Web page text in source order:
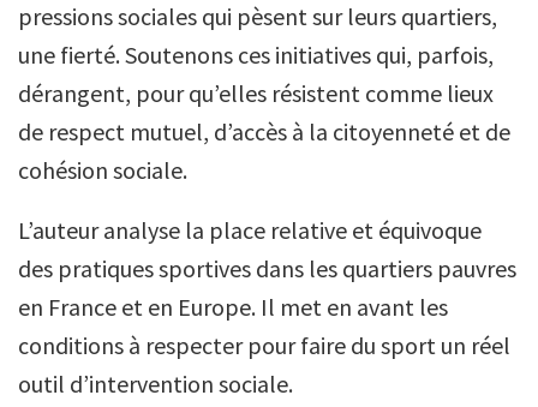
pressions sociales qui pèsent sur leurs quartiers,
une fierté. Soutenons ces initiatives qui, parfois,
dérangent, pour qu’elles résistent comme lieux
de respect mutuel, d’accès à la citoyenneté et de
cohésion sociale.
L’auteur analyse la place relative et équivoque
des pratiques sportives dans les quartiers pauvres
en France et en Europe. Il met en avant les
conditions à respecter pour faire du sport un réel
outil d’intervention sociale.